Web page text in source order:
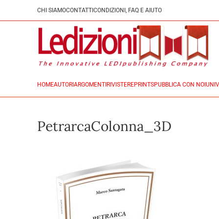
CHI SIAMOCONTATTI CONDIZIONI, FAQ E AIUTO
HOMEAUTORI ARGOMENTI RIVISTEREPRINTSPUBBLICA CON NOI
PetrarcaColonna_3D